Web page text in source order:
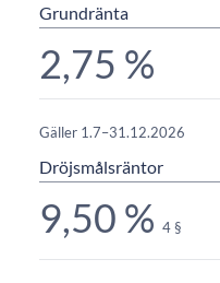
Grundränta
2,75 %
Gäller 1.7–31.12.2026
Dröjsmålsräntor
9,50 % 4 §